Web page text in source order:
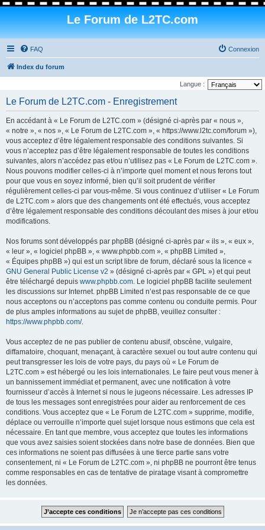
Le Forum de L2TC.com
FAQ Connexion
Index du forum
Langue :
Le Forum de L2TC.com - Enregistrement
En accédant à « Le Forum de L2TC.com » (désigné ci-après par « nous »,
« notre », « nos », « Le Forum de L2TC.com », « https://www.l2tc.com/forum »),
vous acceptez d’être légalement responsable des conditions suivantes. Si
vous n’acceptez pas d’être légalement responsable de toutes les conditions
suivantes, alors n’accédez pas et/ou n’utilisez pas « Le Forum de L2TC.com ».
Nous pouvons modifier celles-ci à n’importe quel moment et nous ferons tout
pour que vous en soyez informé, bien qu’il soit prudent de vérifier
régulièrement celles-ci par vous-même. Si vous continuez d’utiliser « Le Forum
de L2TC.com » alors que des changements ont été effectués, vous acceptez
d’être légalement responsable des conditions découlant des mises à jour et/ou
modifications.
Nos forums sont développés par phpBB (désigné ci-après par « ils », « eux »,
« leur », « logiciel phpBB », « www.phpbb.com », « phpBB Limited »,
« Équipes phpBB ») qui est un script libre de forum, déclaré sous la licence «
GNU General Public License v2 » (désigné ci-après par « GPL ») et qui peut
être téléchargé depuis www.phpbb.com. Le logiciel phpBB facilite seulement
les discussions sur Internet. phpBB Limited n’est pas responsable de ce que
nous acceptons ou n’acceptons pas comme contenu ou conduite permis. Pour
de plus amples informations au sujet de phpBB, veuillez consulter :
https://www.phpbb.com/.
Vous acceptez de ne pas publier de contenu abusif, obscène, vulgaire,
diffamatoire, choquant, menaçant, à caractère sexuel ou tout autre contenu qui
peut transgresser les lois de votre pays, du pays où « Le Forum de
L2TC.com » est hébergé ou les lois internationales. Le faire peut vous mener à
un bannissement immédiat et permanent, avec une notification à votre
fournisseur d’accès à Internet si nous le jugeons nécessaire. Les adresses IP
de tous les messages sont enregistrées pour aider au renforcement de ces
conditions. Vous acceptez que « Le Forum de L2TC.com » supprime, modifie,
déplace ou verrouille n’importe quel sujet lorsque nous estimons que cela est
nécessaire. En tant que membre, vous acceptez que toutes les informations
que vous avez saisies soient stockées dans notre base de données. Bien que
ces informations ne soient pas diffusées à une tierce partie sans votre
consentement, ni « Le Forum de L2TC.com », ni phpBB ne pourront être tenus
comme responsables en cas de tentative de piratage visant à compromettre
les données.